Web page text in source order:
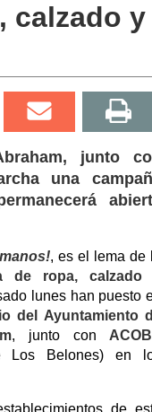
calzado y
junto
una
, es el lema de
de ropa, calzado
lunes han puesto
del Ayuntamiento
, junto con
Los Belones) en